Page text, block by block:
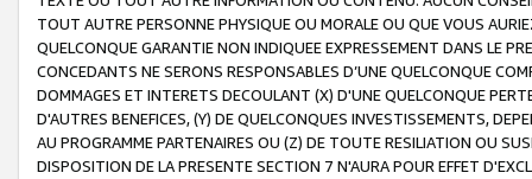
TOUT AUTRE PERSONNE PHYSIQUE OU MORALE OU QUE VOUS
QUELCONQUE GARANTIE NON INDIQUEE EXPRESSEMENT DANS LE
CONCEDANTS NE SERONS RESPONSABLES D’UNE QUELCONQUE
DOMMAGES ET INTERETS DECOULANT (X) D'UNE QUELCONQUE
D'AUTRES BENEFICES, (Y) DE QUELCONQUES INVESTISSEMENTS,
AU PROGRAMME PARTENAIRES OU (Z) DE TOUTE RESILIATION OU
DISPOSITION DE LA PRESENTE SECTION 7 N'AURA POUR EFFET